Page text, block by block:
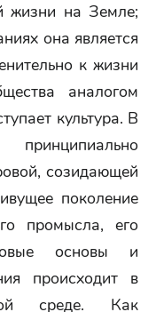
жизни на Земле;
она является
к жизни
аналогом
культура. В
созидающей
поколение
промысла, его
основы и
происходит в
среде. Как